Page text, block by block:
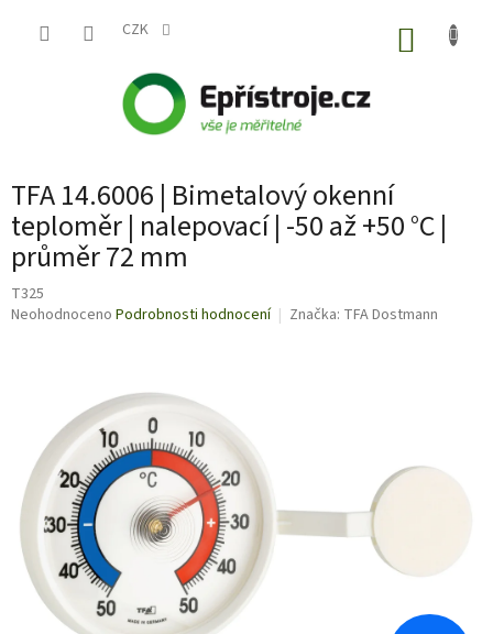
CZK
TFA 14.6006 | Bimetalový okenní
teploměr | nalepovací | -50 až +50 °C |
průměr 72 mm
T325
Průměrné
hvězdiček.
Neohodnoceno Podrobnosti hodnocení Značka: TFA Dostmann